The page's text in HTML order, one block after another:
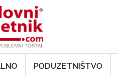
PODUZETNIŠTVO